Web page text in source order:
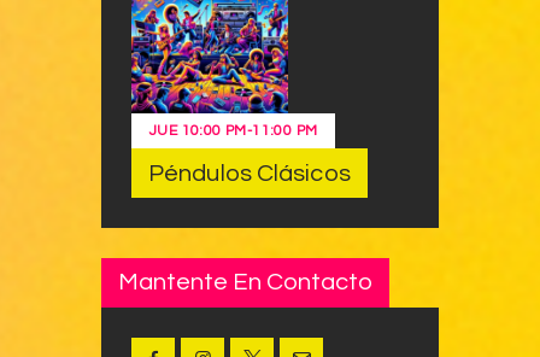
JUE 10:00 PM -11:00 PM
Péndulos Clásicos
Mantente En Contacto